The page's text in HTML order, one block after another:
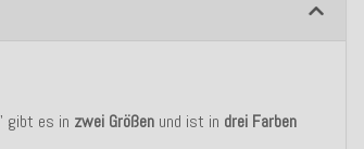
gibt es in zwei Größen und ist in drei Farben